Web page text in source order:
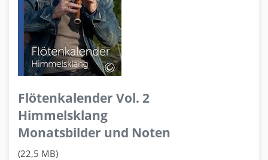
Flötenkalender Vol. 2
Himmelsklang
Monatsbilder und Noten
(22,5 MB)